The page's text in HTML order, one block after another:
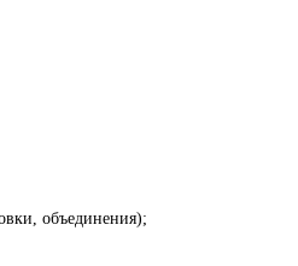
объединения);